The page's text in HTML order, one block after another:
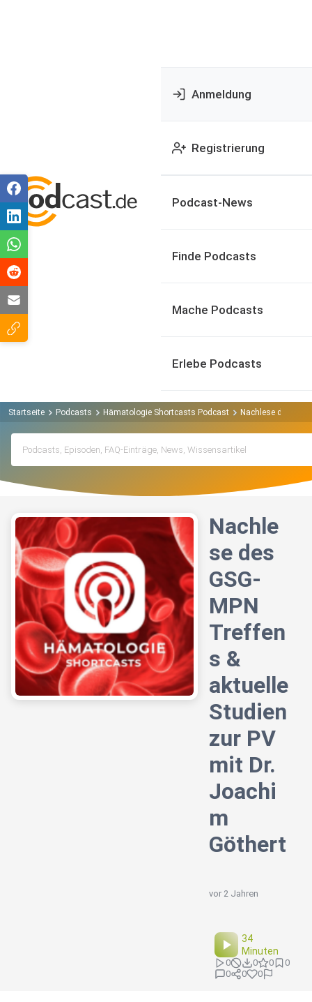
Anmeldung
Registrierung
Podcast-News
Finde Podcasts
Mache Podcasts
Erlebe Podcasts
Startseite Podcasts Hämatologie Shortcasts Podcast Nachlese des
Nachle
se des
GSG-
MPN
Treffen
s &
aktuelle
Studien
zur PV
mit Dr.
Joachi
m
Göthert
vor 2 Jahren
34
Minuten
0 0 0
0
0
0 0